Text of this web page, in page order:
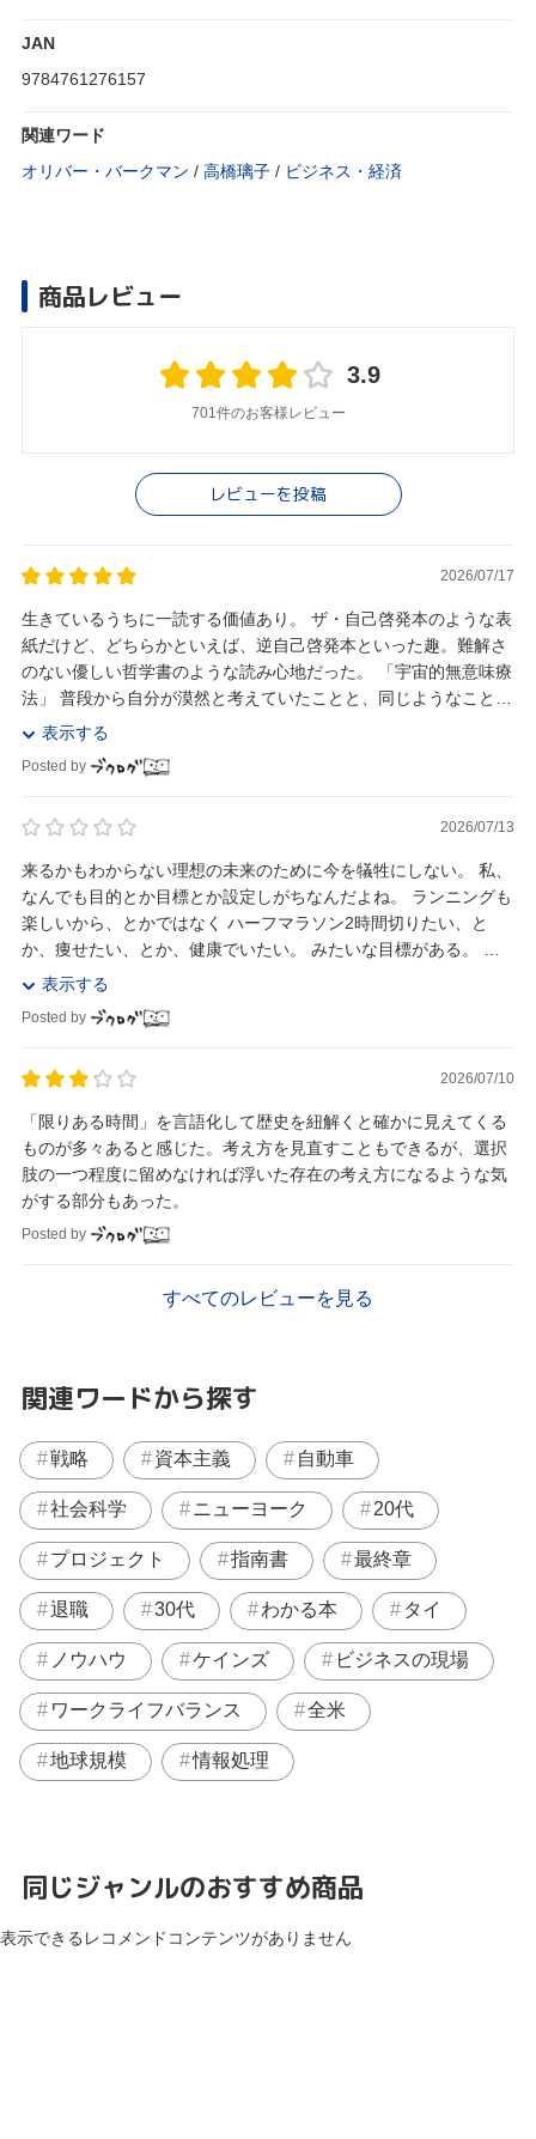
JAN
9784761276157
関連ワード
オリバー・バークマン / 高橋璃子 / ビジネス・経済
商品レビュー
3.9
701件のお客様レビュー
レビューを投稿
2026/07/17
生きているうちに一読する価値あり。 ザ・自己啓発本のような表
紙だけど、どちらかといえば、逆自己啓発本といった趣。難解さ
のない優しい哲学書のような読み心地だった。 「宇宙的無意味療
法」 普段から自分が漠然と考えていたことと、同じようなことを
考えていた人がいたことが嬉しくなった。...
表示する
Posted by
2026/07/13
来るかもわからない理想の未来のために今を犠牲にしない。 私、
なんでも目的とか目標とか設定しがちなんだよね。 ランニングも
楽しいから、とかではなく ハーフマラソン2時間切りたい、と
か、痩せたい、とか、健康でいたい。 みたいな目標がある。 休
みも、次の日から仕事でいいパフォーマ...
表示する
Posted by
2026/07/10
「限りある時間」を言語化して歴史を紐解くと確かに見えてくる
ものが多々あると感じた。考え方を見直すこともできるが、選択
肢の一つ程度に留めなければ浮いた存在の考え方になるような気
がする部分もあった。
Posted by
すべてのレビューを見る
関連ワードから探す
戦略 資本主義 自動車
社会科学 ニューヨーク 20代
プロジェクト 指南書 最終章
退職 30代 わかる本 タイ
ノウハウ ケインズ ビジネスの現場
ワークライフバランス 全米
地球規模 情報処理
同じジャンルのおすすめ商品
表示できるレコメンドコンテンツがありません